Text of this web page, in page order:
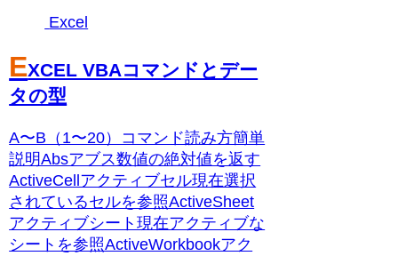
Excel
EXCEL VBAコマンドとデー
タの型
A〜B（1〜20）コマンド読み方簡単
説明Absアブス数値の絶対値を返す
ActiveCellアクティブセル現在選択
されているセルを参照ActiveSheet
アクティブシート現在アクティブな
シートを参照ActiveWorkbookアク